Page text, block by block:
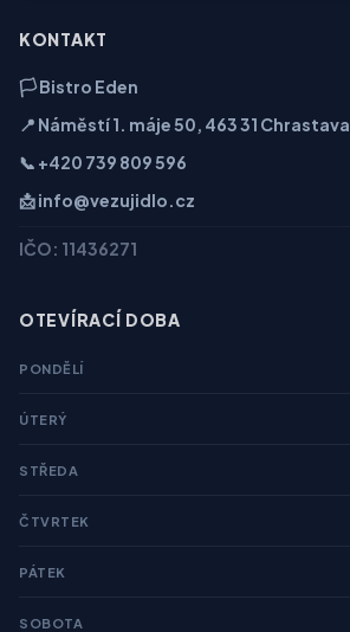
KONTAKT
🏳️ Bistro Eden
📍 Náměstí 1. máje 50, 463 31 Chrastava
📞 +420 739 809 596
📩 info@vezujidlo.cz
IČO: 11436271
OTEVÍRACÍ DOBA
PONDĚLÍ
ÚTERÝ
STŘEDA
ČTVRTEK
PÁTEK
SOBOTA